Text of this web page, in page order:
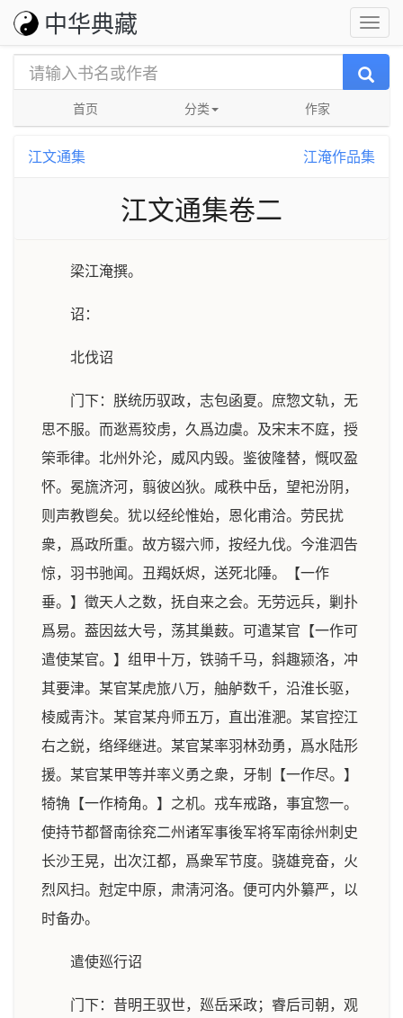
中华典藏
首页 分类 作家
江文通集 江淹作品集
江文通集卷二
梁江淹撰。
诏：
北伐诏
门下：朕统历驭政，志包函夏。庶惣文轨，无
思不服。而逖焉狡虏，久爲边虞。及宋末不庭，授
筞乖律。北州外沦，威风内毁。鉴彼隆替，慨叹盈
怀。冕旒济河，翦彼凶狄。咸秩中岳，望祀汾阴，
则声教鬯矣。犹以经纶惟始，恩化甫洽。劳民扰
衆，爲政所重。故方辍六师，按经九伐。今淮泗告
惊，羽书驰闻。丑羯妖烬，送死北陲。【一作
垂。】徵天人之数，抚自来之会。无劳远兵，剿扑
爲易。葢因兹大号，荡其巢薮。可遣某官【一作可
遣使某官。】组甲十万，铁骑千马，斜趣颍洛，冲
其要津。某官某虎旅八万，舳舻数千，沿淮长驱，
棱威靑汴。某官某舟师五万，直出淮淝。某官控江
右之鋭，络绎继进。某官某率羽林劲勇，爲水陆形
援。某官某甲等并率义勇之衆，牙制【一作尽。】
犄觕【一作椅角。】之机。戎车戒路，事宜惣一。
使持节都督南徐兖二州诸军事後军将军南徐州刺史
长沙王晃，出次江都，爲衆军节度。骁雄竞奋，火
烈风扫。尅定中原，肃淸河洛。便可内外纂严，以
时备办。
遣使廵行诏
门下：昔明王驭世，廵岳采政；睿后司朝，观